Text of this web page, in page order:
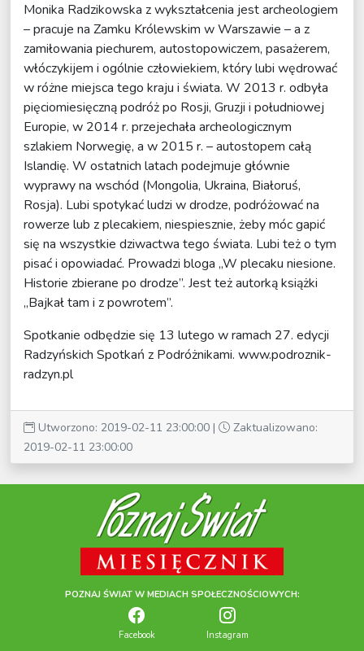
Monika Radzikowska z wykształcenia jest archeologiem
– pracuje na Zamku Królewskim w Warszawie – a z
zamiłowania piechurem, autostopowiczem, pasażerem,
włóczykijem i ogólnie człowiekiem, który lubi wędrować
w różne miejsca tego kraju i świata. W 2013 r. odbyła
pięciomiesięczną podróż po Rosji, Gruzji i południowej
Europie, w 2014 r. przejechała archeologicznym
szlakiem Norwegię, a w 2015 r. – autostopem całą
Islandię. W ostatnich latach podejmuje głównie
wyprawy na wschód (Mongolia, Ukraina, Białoruś,
Rosja). Lubi spotykać ludzi w drodze, podróżować na
rowerze lub z plecakiem, niespiesznie, żeby móc gapić
się na wszystkie dziwactwa tego świata. Lubi też o tym
pisać i opowiadać. Prowadzi bloga „W plecaku niesione.
Historie zbierane po drodze”. Jest też autorką książki
„Bajkał tam i z powrotem”.
Spotkanie odbędzie się 13 lutego w ramach 27. edycji
Radzyńskich Spotkań z Podróżnikami. www.podroznik-
radzyn.pl
Utworzono: 2019-02-11 23:00:00 |
Zaktualizowano:
2019-02-11 23:00:00
POZNAJ ŚWIAT W MEDIACH SPOŁECZNOŚCIOWYCH:
Facebook Instagram